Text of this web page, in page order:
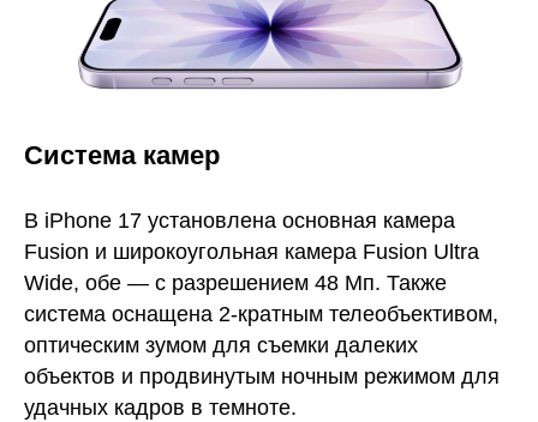
Система камер
В iPhone 17 установлена основная камера
Fusion и широкоугольная камера Fusion Ultra
Wide, обе — с разрешением 48 Мп. Также
система оснащена 2-кратным телеобъективом,
оптическим зумом для съемки далеких
объектов и продвинутым ночным режимом для
удачных кадров в темноте.